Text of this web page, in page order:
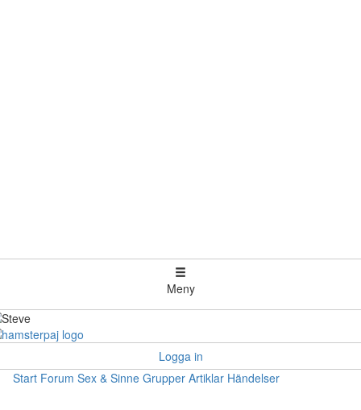
Meny
Logga in
Start Forum Sex & Sinne Grupper Artiklar Händelser